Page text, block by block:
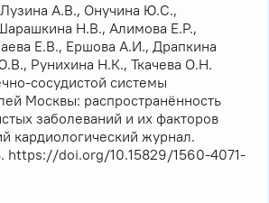
А.В., Онучина Ю.С.,
Н.В., Алимова Е.Р.,
Е.В., Ершова А.И., Драпкина
Рунихина Н.К., Ткачева О.Н.
сосудистой системы
Москвы: распространённость
заболеваний и их факторов
кардиологический журнал.
https://doi.org/10.15829/1560-4071-